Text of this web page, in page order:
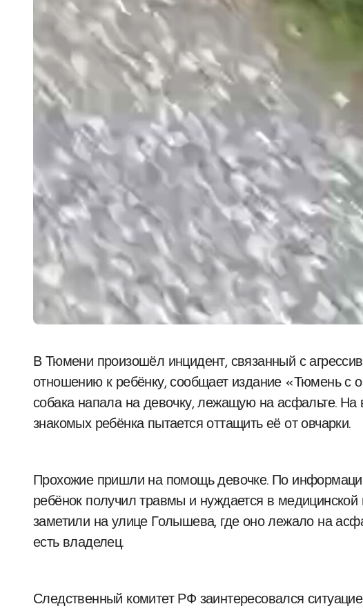
В Тюмени произошёл инцидент, связанный с агрессивным поведением крупной собаки по
отношению к ребёнку, сообщает издание «Тюмень с
собака напала на девочку, лежащую на асфальте. На
знакомых ребёнка пытается оттащить её от овчарки.
Прохожие пришли на помощь девочке. По
ребёнок получил травмы и нуждается в
заметили на улице Голышева, где оно лежало на
есть владелец.
Следственный комитет РФ заинтересовался